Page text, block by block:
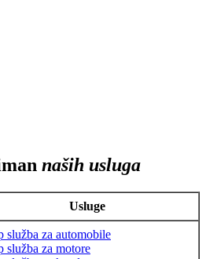
naših usluga
Usluge
služba za automobile
služba za motore